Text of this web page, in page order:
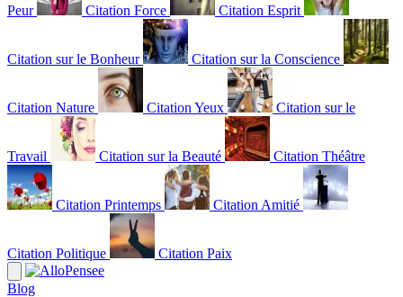
Peur Citation Force Citation Esprit
Citation sur le Bonheur Citation sur la Conscience
Citation Nature Citation Yeux Citation sur le
Travail Citation sur la Beauté Citation Théâtre
Citation Printemps Citation Amitié
Citation Politique Citation Paix
Blog